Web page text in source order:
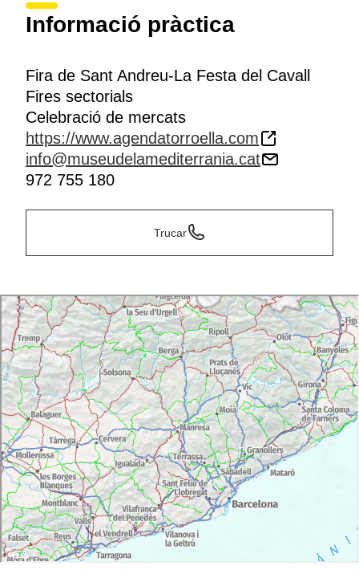
Informació pràctica
Fira de Sant Andreu-La Festa del Cavall
Fires sectorials
Celebració de mercats
https://www.agendatorroella.com
info@museudelamediterrania.cat
972 755 180
Trucar